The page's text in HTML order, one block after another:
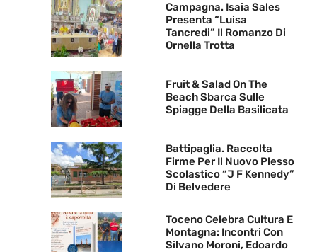
Campagna. Isaia Sales
Presenta “Luisa
Tancredi” Il Romanzo Di
Ornella Trotta
Fruit & Salad On The
Beach Sbarca Sulle
Spiagge Della Basilicata
Battipaglia. Raccolta
Firme Per Il Nuovo Plesso
Scolastico “J F Kennedy”
Di Belvedere
Toceno Celebra Cultura E
Montagna: Incontri Con
Silvano Moroni, Edoardo